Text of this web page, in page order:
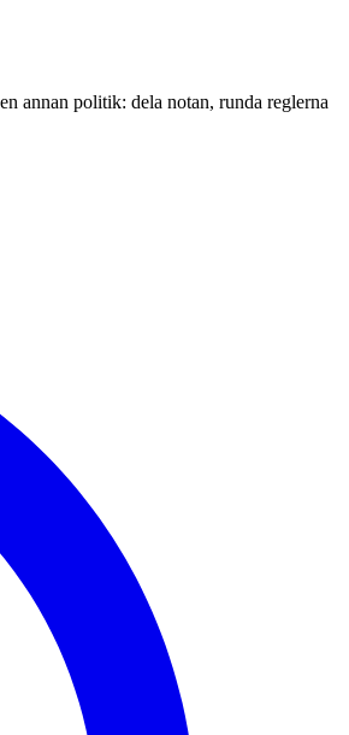
annan politik: dela notan, runda reglerna